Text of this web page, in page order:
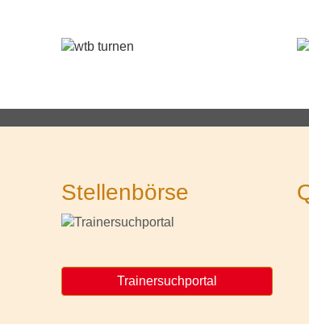
Stellenbörse
Trainersuchportal